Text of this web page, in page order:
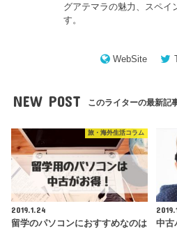
グアテマラの魅力、スペイ
す。
WebSite
NEW POST このライターの最新記
旅・海外生活コラム
2019.1.24
留学のパソコンにおすすめなのは
中古